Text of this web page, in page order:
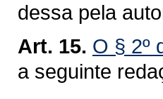
dessa pela
Art. 15. O § 2º
a seguinte